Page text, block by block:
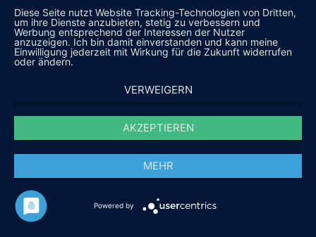
Diese Seite nutzt Website Tracking-Technologien von Dritten,
um ihre Dienste anzubieten, stetig zu verbessern und
Werbung entsprechend der Interessen der Nutzer
anzuzeigen. Ich bin damit einverstanden und kann meine
Einwilligung jederzeit mit Wirkung für die Zukunft widerrufen
oder ändern.
VERWEIGERN
AKZEPTIEREN
MEHR
Powered by